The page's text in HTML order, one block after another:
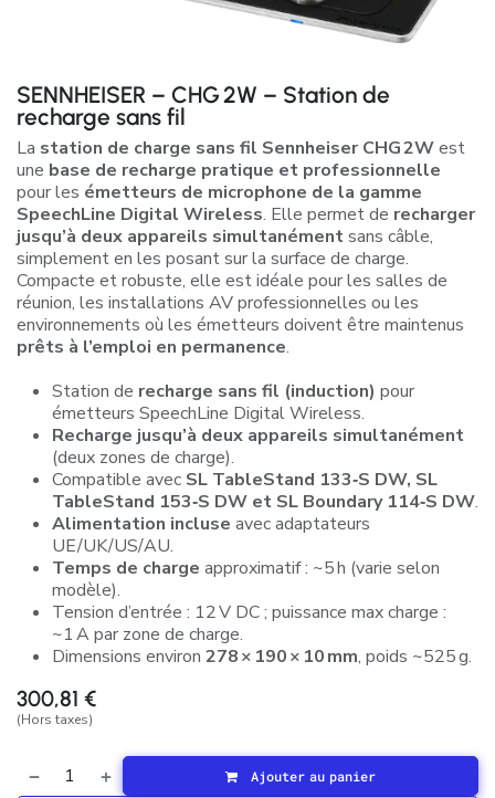
SENNHEISER – CHG 2W – Station de
recharge sans fil
La station de charge sans fil Sennheiser CHG 2West
une base de recharge pratique et professionnelle
pour les émetteurs de microphone de la gamme
SpeechLine Digital Wireless. Elle permet de recharger
jusqu’à deux appareils simultanémentsans câble,
simplement en les posant sur la surface de charge.
Compacte et robuste, elle est idéale pour les salles de
réunion, les installations AV professionnelles ou les
environnements où les émetteurs doivent être maintenus
prêts à l’emploi en permanence.
Station de recharge sans fil (induction) pour
émetteurs SpeechLine Digital Wireless.
Recharge jusqu’à deux appareils simultanément
(deux zones de charge).
Compatible avec SL TableStand 133‑S DW, SL
TableStand 153‑S DW et SL Boundary 114‑S DW.
Alimentation incluse avec adaptateurs
UE/UK/US/AU.
Temps de charge approximatif : ~5 h (varie selon
modèle).
Tension d’entrée : 12 V DC ; puissance max charge :
~1 A par zone de charge.
Dimensions environ 278 × 190 × 10 mm, poids ~525 g.
300,81 €
(Hors taxes)
Ajouter au panier